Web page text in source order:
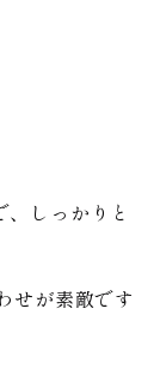
しっかりと
せが素敵です